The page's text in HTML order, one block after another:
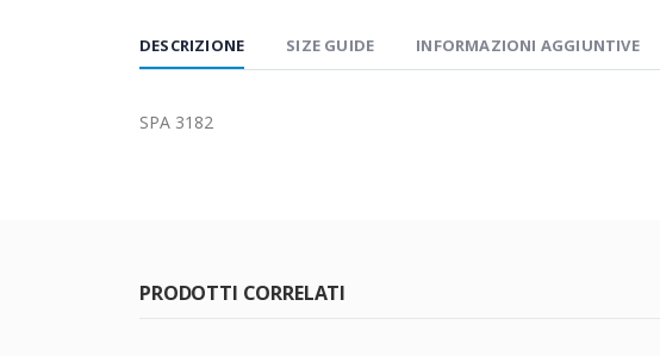
DESCRIZIONE SIZE GUIDE INFORMAZIONI AGGIUNTIVE
SPA 3182
PRODOTTI CORRELATI